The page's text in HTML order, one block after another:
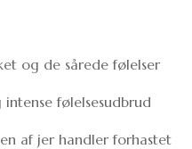
og de sårede følelser
følelsesudbrud
af jer handler forhastet